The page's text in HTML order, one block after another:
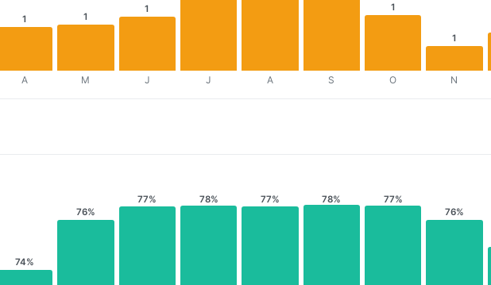
1
A
1
M
1
J J A S
1
O
1
N
74%
76%
77% 78% 77% 78% 77%
76%